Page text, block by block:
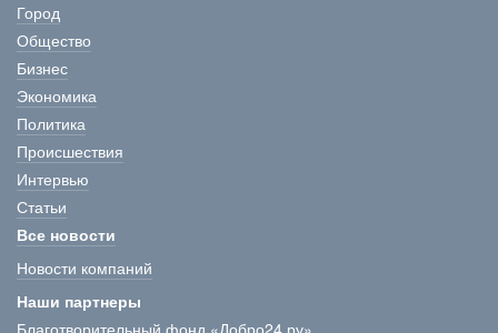
Город
Общество
Бизнес
Экономика
Политика
Происшествия
Интервью
Статьи
Все новости
Новости компаний
Наши партнеры
Благотворительный фонд «Добро24.ру»